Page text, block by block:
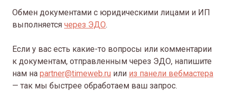
Обмен документами с юридическими лицами и ИП
выполняется через ЭДО.
Если у вас есть какие-то вопросы или комментарии
к документам, отправленным через ЭДО, напишите
нам на partner@timeweb.ru или из панели вебмастера
— так мы быстрее обработаем ваш запрос.